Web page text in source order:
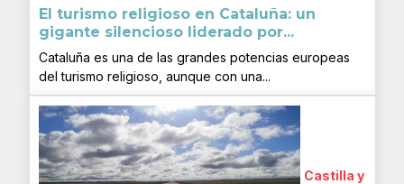
El turismo religioso en Cataluña: un
gigante silencioso liderado por...
Cataluña es una de las grandes potencias europeas
del turismo religioso, aunque con una...
Castilla y